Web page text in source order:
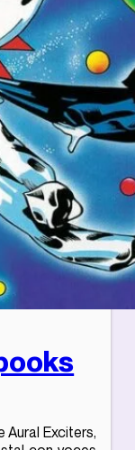
Aural Exciters,